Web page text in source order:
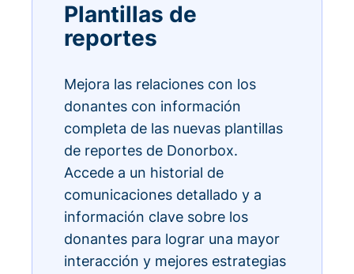
Plantillas de
reportes
Mejora las relaciones con los
donantes con información
completa de las nuevas plantillas
de reportes de Donorbox.
Accede a un historial de
comunicaciones detallado y a
información clave sobre los
donantes para lograr una mayor
interacción y mejores estrategias